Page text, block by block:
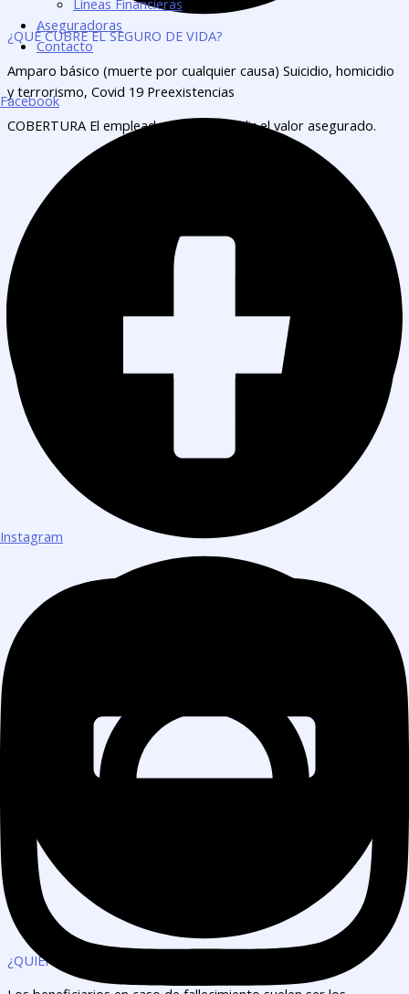
Aseguradoras
Contacto
Facebook
Instagram
¿QUÉ CUBRE EL SEGURO DE VIDA?
Amparo básico (muerte por cualquier causa) Suicidio, homicidio
y terrorismo, Covid 19 Preexistencias
COBERTURA El empleador puede decidir el valor asegurado.
¿QUIÉNES ESTÁN CUBIERTOS?